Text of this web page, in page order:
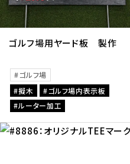
ゴルフ場用ヤード板 製作
ゴルフ場
擬木
ゴルフ場内表示板
ルーター加工